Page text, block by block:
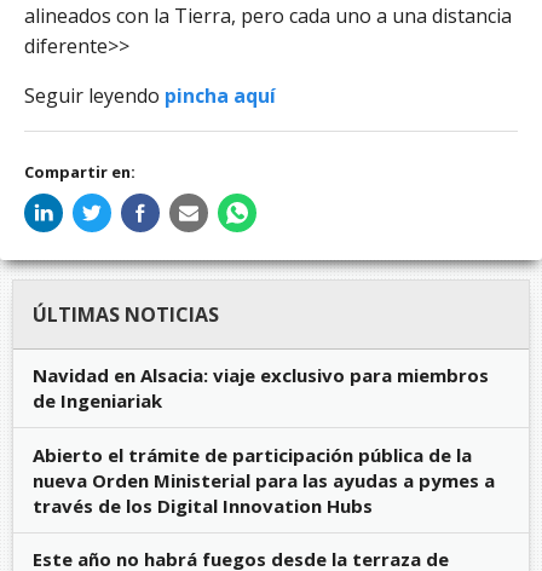
alineados con la Tierra, pero cada uno a una distancia
diferente>>
Seguir leyendo pincha aquí
Compartir en:
ÚLTIMAS NOTICIAS
Navidad en Alsacia: viaje exclusivo para miembros
de Ingeniariak
Abierto el trámite de participación pública de la
nueva Orden Ministerial para las ayudas a pymes a
través de los Digital Innovation Hubs
Este año no habrá fuegos desde la terraza de